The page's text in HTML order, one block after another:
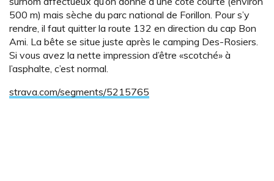
500 m) mais sèche du parc national de Forillon. Pour s’y
rendre, il faut quitter la route 132 en direction du cap Bon
Ami. La bête se situe juste après le camping Des-Rosiers.
Si vous avez la nette impression d’être «scotché» à
l’asphalte, c’est normal.
strava.com/segments/5215765